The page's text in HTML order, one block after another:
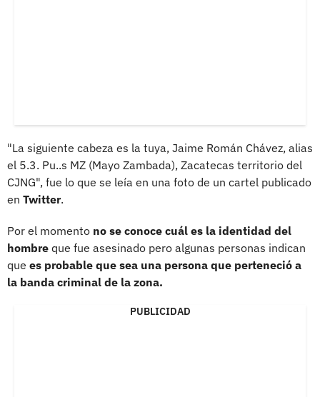
"La siguiente cabeza es la tuya, Jaime Román Chávez, alias
el 5.3. Pu..s MZ (Mayo Zambada), Zacatecas territorio del
CJNG", fue lo que se leía en una foto de un cartel publicado
en Twitter.
Por el momento no se conoce cuál es la identidad del
hombre que fue asesinado pero algunas personas indican
que es probable que sea una persona que perteneció a
la banda criminal de la zona.
PUBLICIDAD